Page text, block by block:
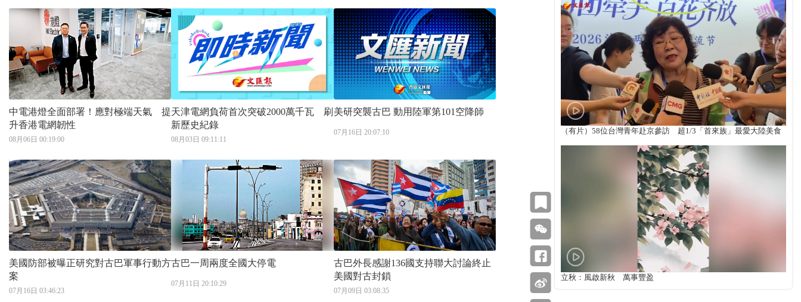
中電港燈全面部署！應對極端天氣 提
升香港電網韌性
08月06日 00:19:00
天津電網負荷首次突破2000萬千瓦 刷
新歷史紀錄
08月03日 09:11:11
美研突襲古巴 動用陸軍第101空降師
07月16日 20:07:10
美國防部被曝正研究對古巴軍事行動方
案
07月16日 03:46:23
古巴一周兩度全國大停電
07月11日 20:10:29
古巴外長感謝136國支持聯大討論終止
美國對古封鎖
07月09日 03:08:35
（有片）58位台灣青年赴京參訪 超1/3「首來族」最愛大陸美食
立秋：風啟新秋 萬事豐盈